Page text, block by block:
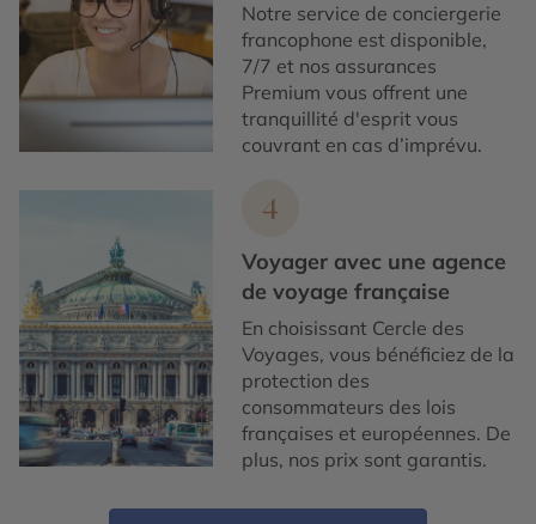
Notre service de conciergerie
francophone est disponible,
7/7 et nos assurances
Premium vous offrent une
tranquillité d'esprit vous
couvrant en cas d’imprévu.
4
Voyager avec une agence
de voyage française
En choisissant Cercle des
Voyages, vous bénéficiez de la
protection des
consommateurs des lois
françaises et européennes. De
plus, nos prix sont garantis.